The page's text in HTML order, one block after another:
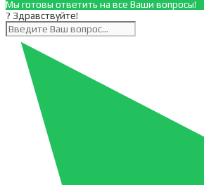
Мы готовы ответить на все Ваши вопросы!
? Здравствуйте!